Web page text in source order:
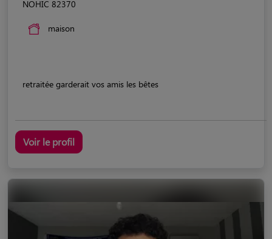
NOHIC 82370
maison
retraitée garderait vos amis les bêtes
Voir le profil